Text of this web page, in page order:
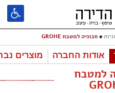
סבוניה למטבח GROHE
אודות החברה מוצרים
למטבח